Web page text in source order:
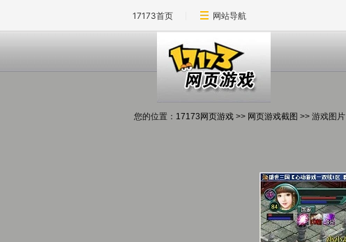
17173首页 网站导航
您的位置： 17173网页游戏 >> 网页游戏截图 >> 游戏图片